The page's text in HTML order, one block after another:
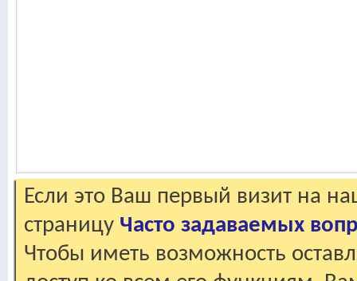
Если это Ваш первый визит на
страницу Часто задаваемых
Чтобы иметь возможность